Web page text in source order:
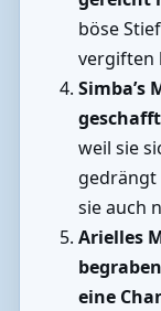
böse
vergiften
Simba’s
weil sie
gedrängt
sie auch
Arielles
eine